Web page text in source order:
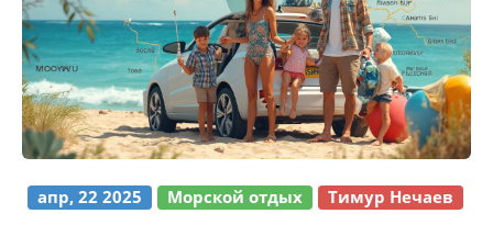
апр, 22 2025 Морской отдых Тимур Нечаев